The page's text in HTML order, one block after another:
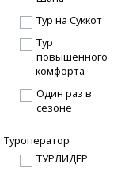
Тур на Суккот
Тур
повышенного
комфорта
Один раз в
сезоне
Туроператор
ТУРЛИДЕР